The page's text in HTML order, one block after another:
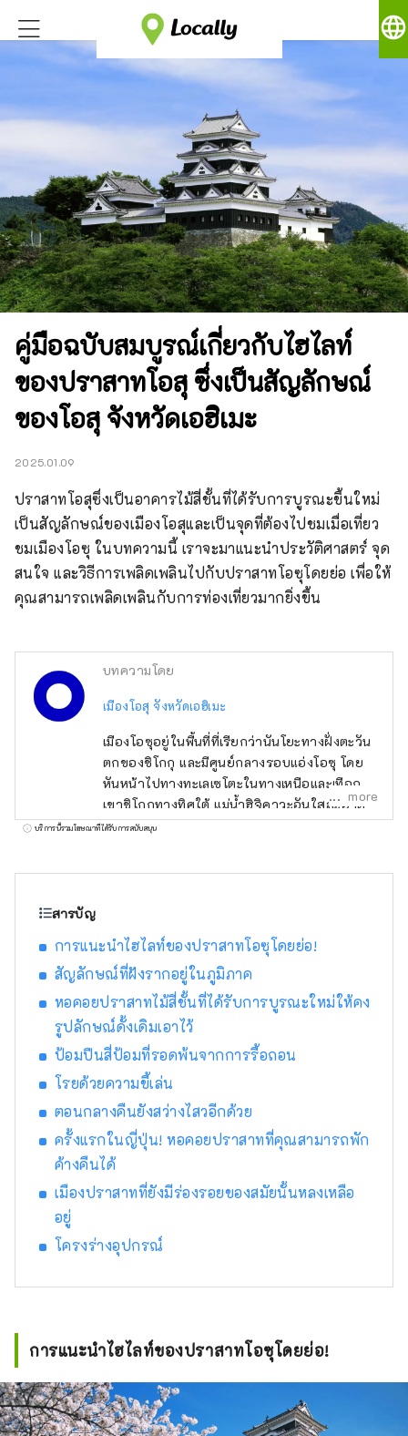
language
คู่มือฉบับสมบูรณ์เกี่ยวกับไฮไลท์
ของปราสาทโอสุ ซึ่งเป็นสัญลักษณ์
ของโอสุ จังหวัดเอฮิเมะ
2025.01.09
ปราสาทโอสุซึ่งเป็นอาคารไม้สี่ชั้นที่ได้รับการบูรณะขึ้นใหม่
เป็นสัญลักษณ์ของเมืองโอสุและเป็นจุดที่ต้องไปชมเมื่อเที่ยว
ชมเมืองโอซุ ในบทความนี้ เราจะมาแนะนำประวัติศาสตร์ จุด
สนใจ และวิธีการเพลิดเพลินไปกับปราสาทโอซุโดยย่อ เพื่อให้
คุณสามารถเพลิดเพลินกับการท่องเที่ยวมากยิ่งขึ้น
บทความโดย
เมืองโอสุ จังหวัดเอฮิเมะ
เมืองโอซุอยู่ในพื้นที่ที่เรียกว่านันโยะทางฝั่งตะวัน
ตกของชิโกกุ และมีศูนย์กลางรอบแอ่งโอซุ โดย
หันหน้าไปทางทะเลเซโตะในทางเหนือและเทือก
เขาชิโกกุทางทิศใต้ แม่น้ำฮิจิคาวะอันใสสะอาด
ไหลผ่านใจกลางเมือง และแม่น้ำซึ่งว่ากันว่าโค้ง
ฝั่งแม่น้ำฮิจิกาวะ
more
บริการนี้รวมโฆษณาที่ได้รับการสนับสนุน
สารบัญ
การแนะนำไฮไลท์ของปราสาทโอซุโดยย่อ!
สัญลักษณ์ที่ฝังรากอยู่ในภูมิภาค
หอคอยปราสาทไม้สี่ชั้นที่ได้รับการบูรณะใหม่ให้คง
รูปลักษณ์ดั้งเดิมเอาไว้
ป้อมปืนสี่ป้อมที่รอดพ้นจากการรื้อถอน
โรยด้วยความขี้เล่น
ตอนกลางคืนยังสว่างไสวอีกด้วย
ครั้งแรกในญี่ปุ่น! หอคอยปราสาทที่คุณสามารถพัก
ค้างคืนได้
เมืองปราสาทที่ยังมีร่องรอยของสมัยนั้นหลงเหลือ
อยู่
โครงร่างอุปกรณ์
การแนะนำไฮไลท์ของปราสาทโอซุโดยย่อ!